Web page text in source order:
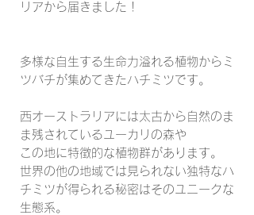
リアから届きました！
多様な自生する生命力溢れる植物からミ
ツバチが集めてきたハチミツです。
西オーストラリアには太古から自然のま
ま残されているユーカリの森や
この地に特徴的な植物群があります。
世界の他の地域では見られない独特なハ
チミツが得られる秘密はそのユニークな
生態系。